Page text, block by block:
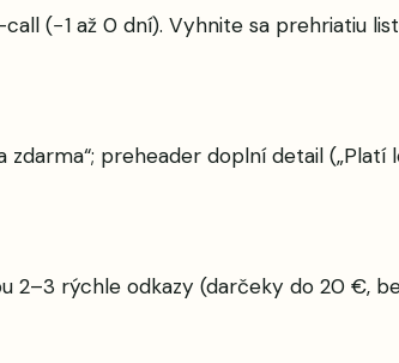
(−1 až 0 dní). Vyhnite sa prehriatiu
preheader doplní detail („Platí
2–3 rýchle odkazy (darčeky do 20 €,